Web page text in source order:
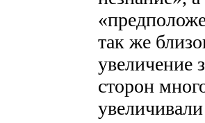
так же
увеличение
сторон